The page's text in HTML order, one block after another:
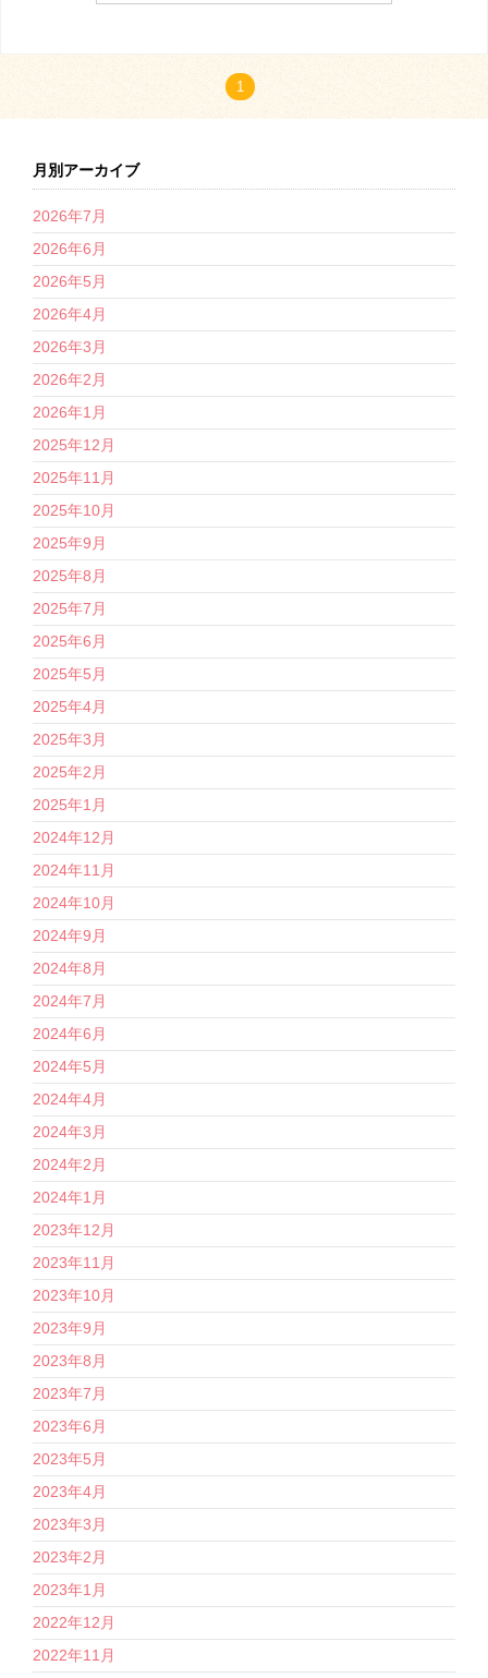
1
月別アーカイブ
2026年7月
2026年6月
2026年5月
2026年4月
2026年3月
2026年2月
2026年1月
2025年12月
2025年11月
2025年10月
2025年9月
2025年8月
2025年7月
2025年6月
2025年5月
2025年4月
2025年3月
2025年2月
2025年1月
2024年12月
2024年11月
2024年10月
2024年9月
2024年8月
2024年7月
2024年6月
2024年5月
2024年4月
2024年3月
2024年2月
2024年1月
2023年12月
2023年11月
2023年10月
2023年9月
2023年8月
2023年7月
2023年6月
2023年5月
2023年4月
2023年3月
2023年2月
2023年1月
2022年12月
2022年11月